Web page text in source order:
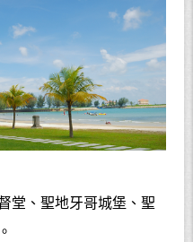
堂、聖地牙哥城堡、聖